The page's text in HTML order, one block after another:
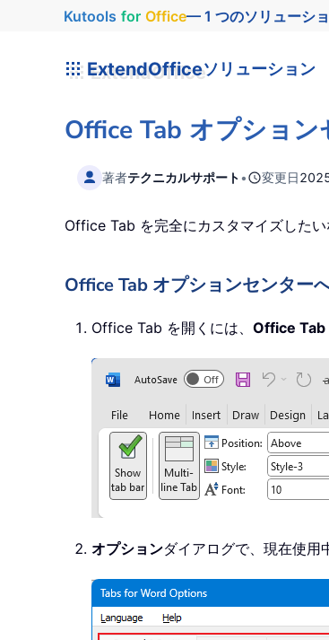
Kutools for Office— 1 つのソリューシ
ExtendOfficeソリューション
Office Tab オプショ
著者テクニカルサポート• 変更日
Office Tab を完全にカスタマイズした
Office Tab オプションセンター
Office Tab を開くには、 Office Tab
オプションダイアログで、現在使用